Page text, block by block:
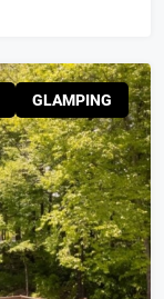
GLAMPING